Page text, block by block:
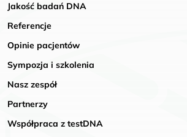
Jakość badań DNA
Referencje
Opinie pacjentów
Sympozja i szkolenia
Nasz zespół
Partnerzy
Współpraca z testDNA